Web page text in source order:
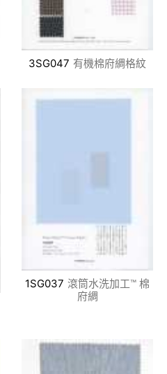
3SG047 有機棉府綢格紋
1SG037 滾筒水洗加工™ 棉
府綢